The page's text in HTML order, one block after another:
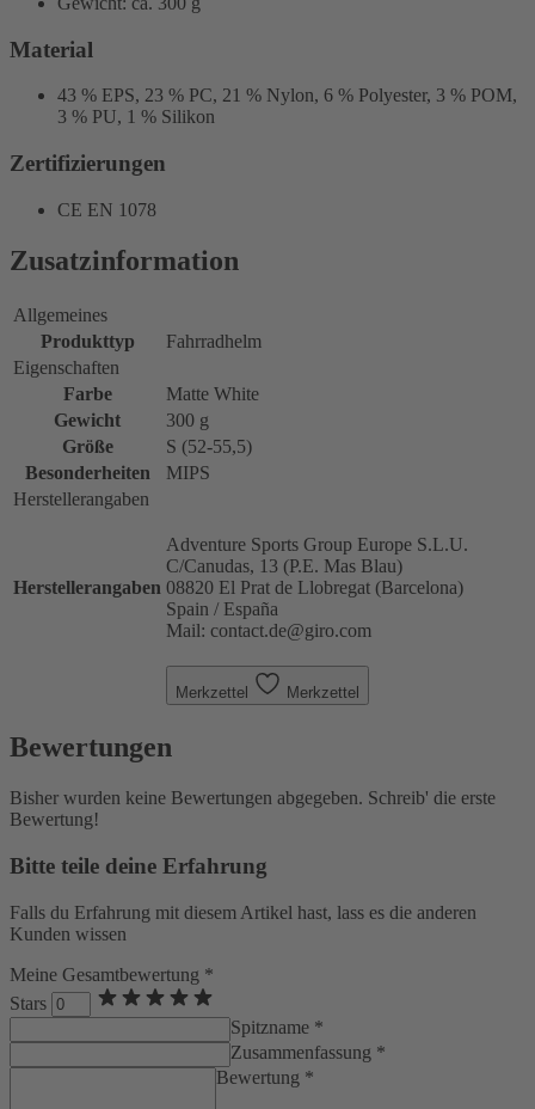
Material
43 % EPS, 23 % PC, 21 % Nylon, 6 % Polyester, 3 % POM,
3 % PU, 1 % Silikon
Zertifizierungen
CE EN 1078
Zusatzinformation
Allgemeines
Produkttyp
Fahrradhelm
Eigenschaften
Farbe
Matte White
Gewicht
300 g
Größe
S (52-55,5)
Besonderheiten
MIPS
Herstellerangaben
Herstellerangaben
Adventure Sports Group Europe S.L.U.
C/Canudas, 13 (P.E. Mas Blau)
08820 El Prat de Llobregat (Barcelona)
Spain / España
Mail: contact.de@giro.com
Merkzettel Merkzettel
Bewertungen
Bisher wurden keine Bewertungen abgegeben. Schreib' die erste
Bewertung!
Bitte teile deine Erfahrung
Falls du Erfahrung mit diesem Artikel hast, lass es die anderen
Kunden wissen
Meine Gesamtbewertung *
Stars
Spitzname *
Zusammenfassung *
Bewertung *